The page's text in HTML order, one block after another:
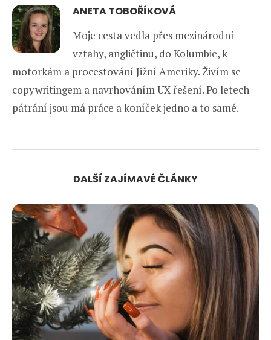
ANETA TOBOŘÍKOVÁ
Moje cesta vedla přes mezinárodní
vztahy, angličtinu, do Kolumbie, k
motorkám a procestování Jižní Ameriky. Živím se
copywritingem a navrhováním UX řešení. Po letech
pátrání jsou má práce a koníček jedno a to samé.
DALŠÍ ZAJÍMAVÉ ČLÁNKY